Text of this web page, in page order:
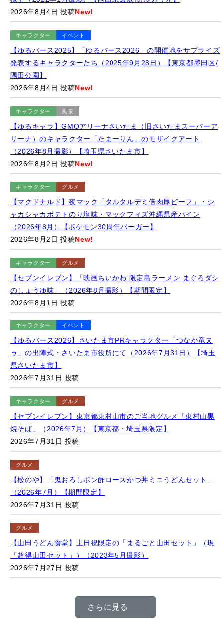
キャラクター イベント
【ゆるバース2025】「ゆるバース2026」の開催地をサプライズ
発表するキャラクターたち（2025年9月28日）【東京都墨田区/
隅田公園】
2026年8月4日 投稿
キャラクター 風景
【ゆるキャラ】GMOアリーナさいたま（旧さいたまスーパーア
リーナ）のキャラクター「たまーりん」のモザイクアート
（2026年8月撮影）【埼玉県さいたま市】
2026年8月2日 投稿New!
キャラクター グルメ
【マクドナルド】夜マック「タルタルデミ倍肉厚ビーフ」・シ
ャカシャカポテトのり塩味・マックフィズ沖縄県産パイン
（2026年8月）【ポケモン30周年バーガー】
2026年8月2日 投稿New!
キャラクター グルメ
【セブンイレブン】「映画ちいかわ 限定島ラーメン まぐろダシ
のしょうゆ味」（2026年8月撮影）【期間限定】
2026年8月1日 投稿
キャラクター イベント
【ゆるバース2026】さいたま市PRキャラクター「つなが竜ヌ
ゥ」の出陣式・さいたま市役所にて（2026年7月31日）【埼玉
県さいたま市】
2026年7月31日 投稿
キャラクター グルメ
【セブンイレブン】東京都東村山市のご当地グルメ「東村山黒
焼そば」（2026年7月）【東京都・埼玉県限定】
2026年7月31日 投稿
グルメ
【松のや】「鬼おろしポン酢ロースかつ丼ミニうどんセット」
（2026年7月）【期間限定】
2026年7月31日 投稿
グルメ
【山田うどん食堂】土日祝限定の「まるごと山田セット」（現
「超得山田セット」）（2023年5月撮影）
2026年7月27日 投稿
さらに見る